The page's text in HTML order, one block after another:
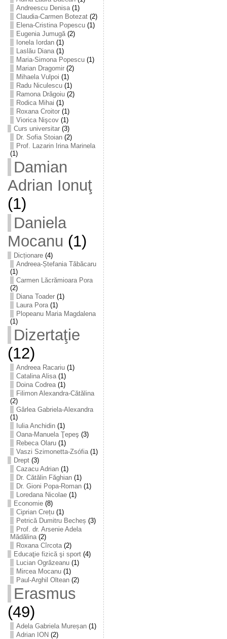
Andreescu Denisa(1)
Claudia-Carmen Botezat(2)
Elena-Cristina Popescu(1)
Eugenia Jumugă(2)
Ionela Iordan(1)
Laslău Diana(1)
Maria-Simona Popescu(1)
Marian Dragomir(2)
Mihaela Vulpoi (1)
Radu Niculescu(1)
Ramona Drăgoiu(2)
Rodica Mihai (1)
Roxana Croitor(1)
Viorica Nişcov(1)
Curs universitar(3)
Dr. Sofia Stoian(2)
Prof. Lazarin Irina Marinela
(1)
Damian
Adrian Ionuţ
(1)
Daniela
Mocanu (1)
Dicționare(4)
Andreea-Ștefania Tăbăcaru
(1)
Carmen Lăcrămioara Pora
(2)
Diana Toader(1)
Laura Pora(1)
Plopeanu Maria Magdalena
(1)
Dizertaţie
(12)
Andreea Racariu(1)
Catalina Alisa(1)
Doina Codrea(1)
Filimon Alexandra-Cătălina
(2)
Gârlea Gabriela-Alexandra
(1)
Iulia Anchidin(1)
Oana-Manuela Ţepeş (3)
Rebeca Olaru(1)
Vaszi Szimonetta-Zsófia(1)
Drept(3)
Cazacu Adrian(1)
Dr. Cătălin Făghian(1)
Dr. Gioni Popa-Roman(1)
Loredana Nicolae(1)
Economie(8)
Ciprian Crețu(1)
Petrică Dumitru Becheș (3)
Prof. dr. Arsenie Adela
Mădălina(2)
Roxana Cîrcota(2)
Educaţie fizică şi sport(4)
Lucian Ogrăzeanu(1)
Mircea Mocanu(1)
Paul-Arghil Oltean(2)
Erasmus
(49)
Adela Gabriela Mureșan(1)
Adrian ION (2)